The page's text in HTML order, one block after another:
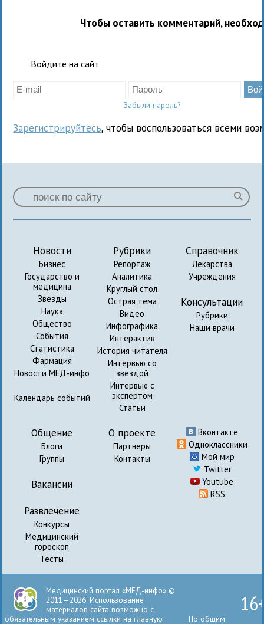
Чтобы оставить комментарий,
Войдите на сайт
Забыли пароль?
Зарегистрируйтесь, чтобы воспользоваться всеми
Новости
Бизнес
Государство и
медицина
Звезды
Наука
Общество
События
Статистика
Фармация
Новости МЕД-инфо
Календарь событий
Рубрики
Репортаж
Аналитика
Круглый стол
Острая тема
Видео
Инфографика
Интерактив
История читателя
Интервью со
звездой
Интервью с
экспертом
Статьи
Справочник
Лекарства
Учреждения
Консультации
Рубрики
Наши врачи
Общение
Блоги
Группы
Вакансии
Развлечение
Конкурсы
Медицинский
гороскоп
Тесты
О проекте
Партнеры
Контакты
Вконтакте
Одноклассники
Мой мир
Twitter
Youtube
RSS
Медицинский портал «МЕД-инфо» ©
2011—2026. Использование
материалов сайта возможно с
обязательным указанием ссылки на главную
По общим